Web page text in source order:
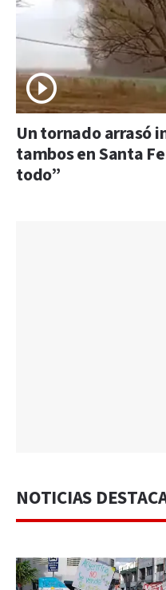
Un tornado arrasó
tambos en Santa
todo”
NOTICIAS